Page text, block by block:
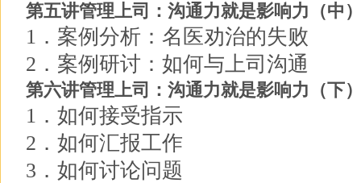
第五讲管理上司：沟通力就是影响力（中
1．案例分析：名医劝治的失败
2．案例研讨：如何与上司沟通
第六讲管理上司：沟通力就是影响力（下
1．如何接受指示
2．如何汇报工作
3．如何讨论问题